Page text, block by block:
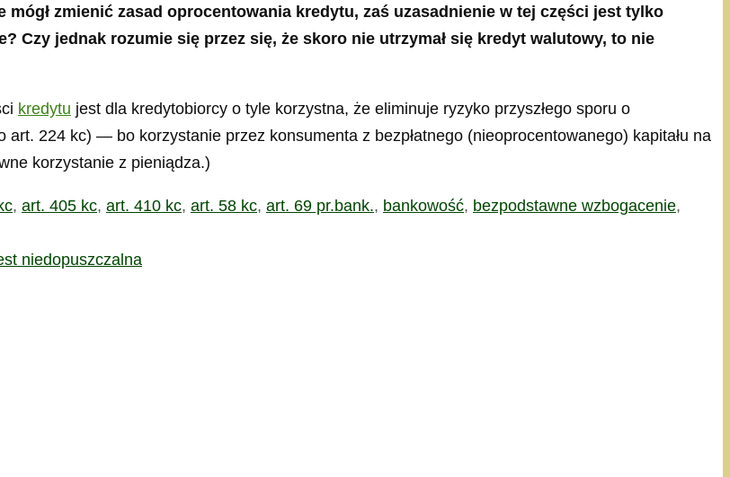
zmienić zasad oprocentowania kredytu, zaś uzasadnienie w tej części jest tylko
Czy jednak rozumie się przez się, że skoro nie utrzymał się kredyt walutowy, to nie
kredytu jest dla kredytobiorcy o tyle korzystna, że eliminuje ryzyko przyszłego sporu o
224 kc) — bo korzystanie przez konsumenta z bezpłatnego (nieoprocentowanego) kapitału na
korzystanie z pieniądza.)
, art. 405 kc, art. 410 kc, art. 58 kc, art. 69 pr.bank., bankowość, bezpodstawne wzbogacenie,
niedopuszczalna